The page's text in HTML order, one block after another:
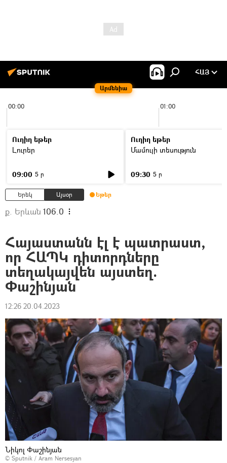
Արմենիա
ՀԱՅ
00:00 01:00
Ուղիղ եթեր
Լուրեր
09:00 5 ր
Ուղիղ եթեր
Մամուլի տեսություն
09:30 5 ր
Երեկ Այսօր Եթեր
ք. Երևան 106.0
Հայաստանն էլ է պատրաստ,
որ ՀԱՊԿ դիտորդները
տեղակայվեն այստեղ.
Փաշինյան
12:26 20.04.2023
Նիկոլ Փաշինյան
© Sputnik / Aram Nersesyan